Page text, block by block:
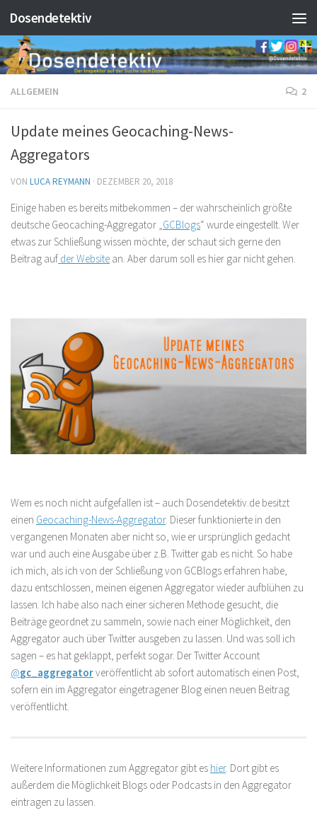
Zum Inhalt springen
Dosendetektiv
ALLGEMEIN 2
Update meines Geocaching-News-
Aggregators
VON LUCA REYMANN · DEZEMBER 20, 2018
Einige haben es bereits mitbekommen – der wahrscheinlich größte
deutsche Geocaching-Aggregator „GCBlogs“ wurde eingestellt. Wer
etwas zur Schließung wissen möchte, der schaut sich gerne den
Beitrag auf der Website an. Aber darum soll es hier gar nicht gehen.
Wem es noch nicht aufgefallen ist – auch Dosendetektiv.de besitzt
einen Geocaching-News-Aggregator. Dieser funktionierte in den
vergangenen Monaten aber nicht so, wie er ursprünglich gedacht
war und auch eine Ausgabe über z.B. Twitter gab es nicht. So habe
ich mich, als ich von der Schließung von GCBlogs erfahren habe,
dazu entschlossen, meinen eigenen Aggregator wieder aufblühen zu
lassen. Ich habe also nach einer sicheren Methode gesucht, die
Beiträge geordnet zu sammeln, sowie nach einer Möglichkeit, den
Aggregator auch über Twitter ausgeben zu lassen. Und was soll ich
sagen – es hat geklappt, perfekt sogar. Der Twitter Account
@gc_aggregatorveröffentlicht ab sofort automatisch einen Post,
sofern ein im Aggregator eingetragener Blog einen neuen Beitrag
veröffentlicht.
Weitere Informationen zum Aggregator gibt es hier. Dort gibt es
außerdem die Möglichkeit Blogs oder Podcasts in den Aggregator
eintragen zu lassen.